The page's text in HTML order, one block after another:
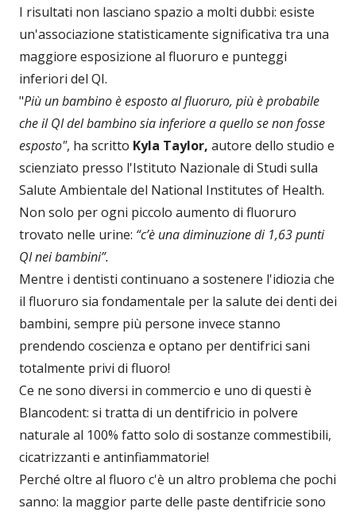
I risultati non lasciano spazio a molti dubbi: esiste
un'associazione statisticamente significativa tra una
maggiore esposizione al fluoruro e punteggi
inferiori del QI.
"Più un bambino è esposto al fluoruro, più è probabile
che il QI del bambino sia inferiore a quello se non fosse
esposto", ha scritto Kyla Taylor, autore dello studio e
scienziato presso l'Istituto Nazionale di Studi sulla
Salute Ambientale del National Institutes of Health.
Non solo per ogni piccolo aumento di fluoruro
trovato nelle urine: “c’è una diminuzione di 1,63 punti
QI nei bambini”.
Mentre i dentisti continuano a sostenere l'idiozia che
il fluoruro sia fondamentale per la salute dei denti dei
bambini, sempre più persone invece stanno
prendendo coscienza e optano per dentifrici sani
totalmente privi di fluoro!
Ce ne sono diversi in commercio e uno di questi è
Blancodent: si tratta di un dentifricio in polvere
naturale al 100% fatto solo di sostanze commestibili,
cicatrizzanti e antinfiammatorie!
Perché oltre al fluoro c'è un altro problema che pochi
sanno: la maggior parte delle paste dentifricie sono